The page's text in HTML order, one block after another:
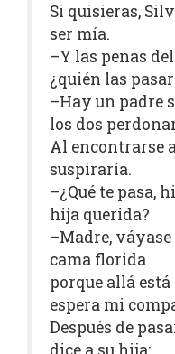
Si quisieras,
ser mía.
–Y las penas
¿quién las
–Hay un padre
los dos
Al
suspiraría.
–¿Qué te
hija querida?
–Madre,
cama florida
porque allá
espera mi
Después de